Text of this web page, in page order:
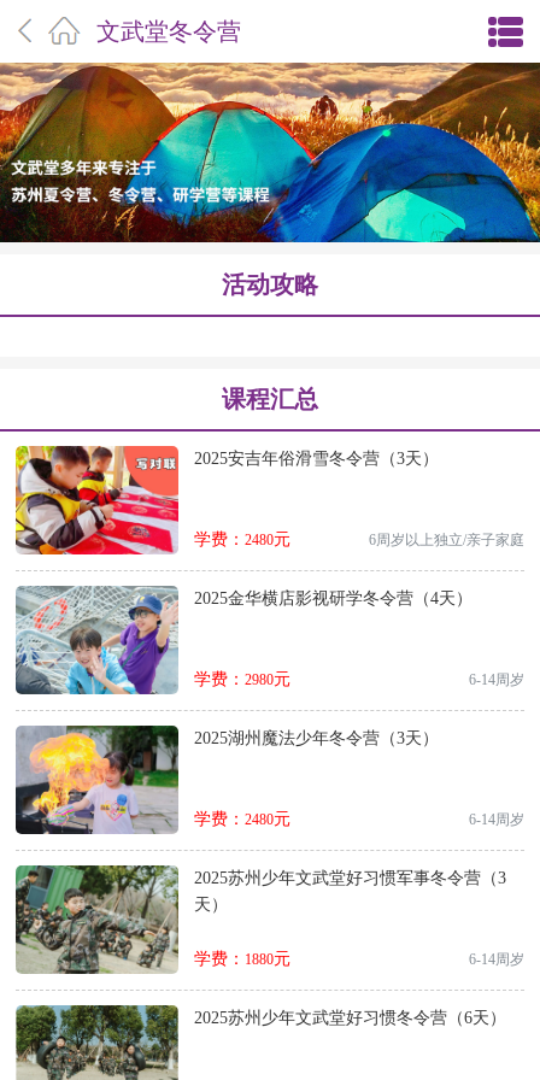
文武堂冬令营
活动攻略
课程汇总
2025安吉年俗滑雪冬令营（3天）
学费： 2480元 6周岁以上独立/亲子家庭
2025金华横店影视研学冬令营（4天）
学费： 2980元 6-14周岁
2025湖州魔法少年冬令营（3天）
学费： 2480元 6-14周岁
2025苏州少年文武堂好习惯军事冬令营（3
天）
学费： 1880元 6-14周岁
2025苏州少年文武堂好习惯冬令营（6天）